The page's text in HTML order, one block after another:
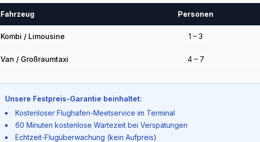
Fahrzeug Personen
Kombi / Limousine 1 – 3
Van / Großraumtaxi 4 – 7
Unsere Festpreis-Garantie beinhaltet:
Kostenloser Flughafen-Meetservice im Terminal
60 Minuten kostenlose Wartezeit bei Verspätungen
Echtzeit-Flugüberwachung (kein Aufpreis)